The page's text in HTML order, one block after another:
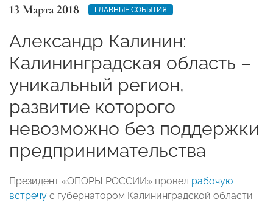
13 Марта 2018 ГЛАВНЫЕ СОБЫТИЯ
Александр Калинин:
Калининградская область –
уникальный регион,
развитие которого
невозможно без поддержки
предпринимательства
Президент «ОПОРЫ РОССИИ» провел рабочую
встречу с губернатором Калининградской области